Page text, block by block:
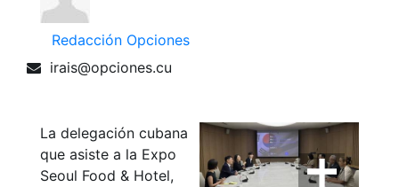
Redacción Opciones
irais@opciones.cu
La delegación cubana
que asiste a la Expo
Seoul Food & Hotel,